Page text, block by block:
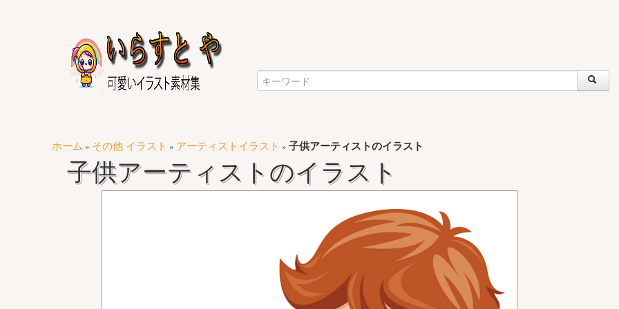
ホーム » その他 イラスト » アーティストイラスト » 子供アーティストのイラスト
子供アーティストのイラスト